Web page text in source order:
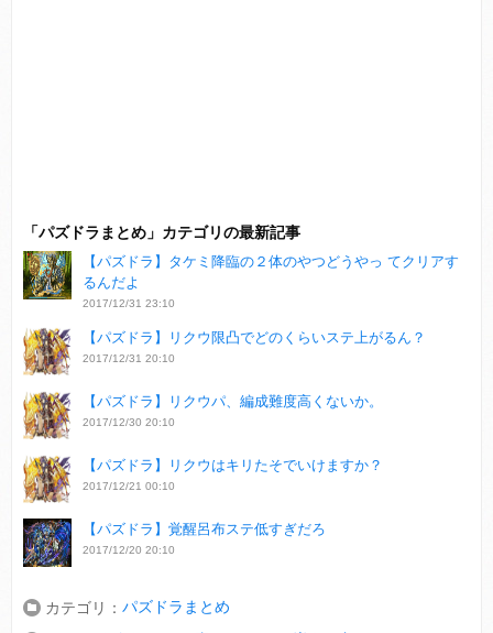
「パズドラまとめ」カテゴリの最新記事
【パズドラ】タケミ降臨の２体のやつどうやっ てクリアす
るんだよ
2017/12/31 23:10
【パズドラ】リクウ限凸でどのくらいステ上がるん？
2017/12/31 20:10
【パズドラ】リクウパ、編成難度高くないか。
2017/12/30 20:10
【パズドラ】リクウはキリたそでいけますか？
2017/12/21 00:10
【パズドラ】覚醒呂布ステ低すぎだろ
2017/12/20 20:10
カテゴリ： パズドラまとめ